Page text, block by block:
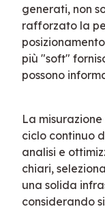
generati, non
rafforzato la
più "soft"
possono
La
ciclo continuo
analisi e
chiari,
una solida
considerando